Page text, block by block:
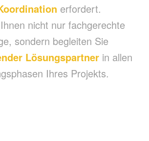
erfordert.
nicht nur fachgerechte
sondern begleiten Sie
Lösungspartnerin allen
Ihres Projekts.